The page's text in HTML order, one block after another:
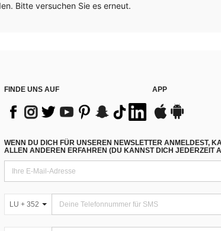
Bitte versuchen Sie es erneut.
FINDE UNS AUF APP
WENN DU DICH FÜR UNSEREN NEWSLETTER ANMELDEST,
ALLEN ANDEREN ERFAHREN (DU KANNST DICH JEDERZEIT
LU + 352